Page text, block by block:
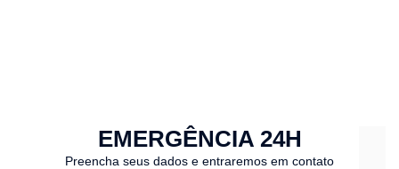
EMERGÊNCIA 24H
Preencha seus dados e entraremos em contato